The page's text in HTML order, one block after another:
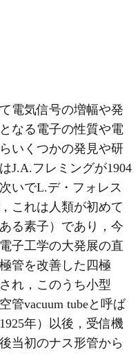
電気信号の増幅や発
なる電子の性質や電
いくつかの発見や研
J.A.フレミングが1904
いでL.デ・フォレス
これは人類が初めて
る素子）であり，今
子工学の大発展の直
管を改善した四極
れ，このうち小型
管vacuum tubeと呼ば
年）以後，受信機
当初のナス形管から